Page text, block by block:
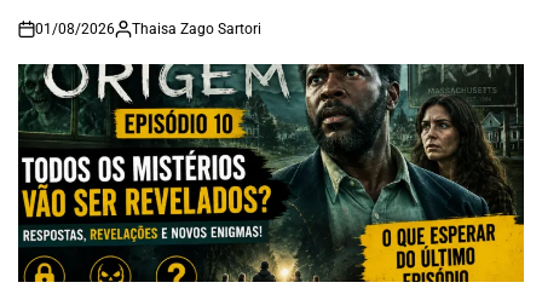
on
01/08/2026 Thaisa Zago Sartori